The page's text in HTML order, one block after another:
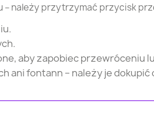
– należy przytrzymać przycisk
aby zapobiec przewróceniu
ani fontann – należy je dokupić